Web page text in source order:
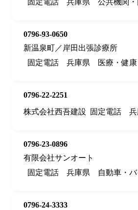
固定電話
兵庫県 公共機関
0796-93-0650
新温泉町／岸田出張診療所
固定電話
兵庫県 医療・健
0796-22-2251
株式会社西吾建設
固定電話
0796-23-0896
有限会社サンオート
固定電話
兵庫県 自動車・
0796-24-3333